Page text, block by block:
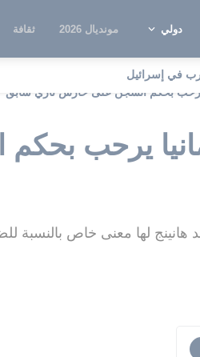
دولي مونديال 2026 ثقافة
في إسرائيل
يرحب بحكم السجن على حارس نازي سابق
يرحب
هانينج لها معنى خاص بالنسبة